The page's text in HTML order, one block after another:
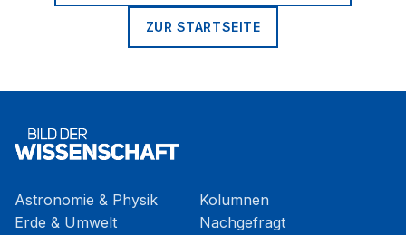
ZUR STARTSEITE
Astronomie & Physik
Erde & Umwelt
Kolumnen
Nachgefragt